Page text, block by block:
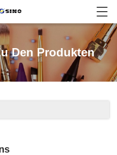
Den Produkten